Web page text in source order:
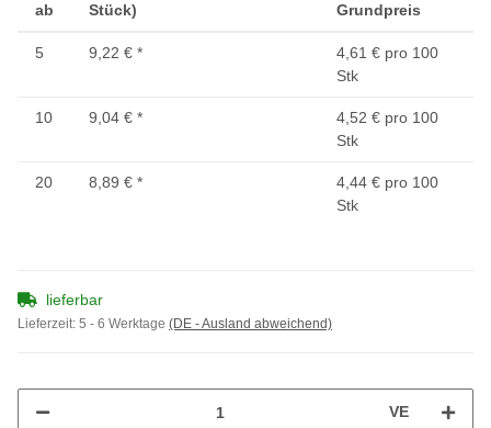
ab
Stück)
Grundpreis
5 9,22 € *
4,61 € pro 100
Stk
10 9,04 € *
4,52 € pro 100
Stk
20 8,89 € *
4,44 € pro 100
Stk
lieferbar
Lieferzeit: 5 - 6 Werktage (DE - Ausland abweichend)
VE